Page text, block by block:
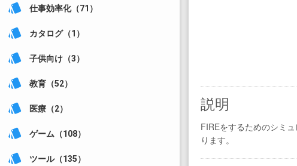
style 仕事効率化（71）
style カタログ（1）
style 子供向け（3）
style 教育（52）
style 医療（2）
style ゲーム（108）
style ツール（135）
説明
FIREをするためのシミ
ります。